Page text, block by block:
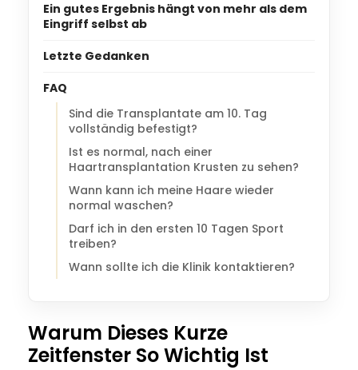
Ein gutes Ergebnis hängt von mehr als dem
Eingriff selbst ab
Letzte Gedanken
FAQ
Sind die Transplantate am 10. Tag
vollständig befestigt?
Ist es normal, nach einer
Haartransplantation Krusten zu sehen?
Wann kann ich meine Haare wieder
normal waschen?
Darf ich in den ersten 10 Tagen Sport
treiben?
Wann sollte ich die Klinik kontaktieren?
Warum Dieses Kurze
Zeitfenster So Wichtig Ist